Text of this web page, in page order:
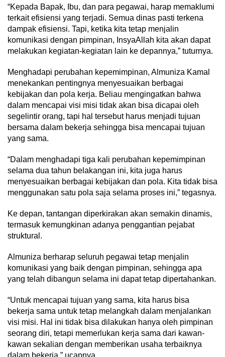
“Kepada Bapak, Ibu, dan para pegawai, harap memaklumi
terkait efisiensi yang terjadi. Semua dinas pasti terkena
dampak efisiensi. Tapi, ketika kita tetap menjalin
komunikasi dengan pimpinan, InsyaAllah kita akan dapat
melakukan kegiatan-kegiatan lain ke depannya,” tuturnya.
Menghadapi perubahan kepemimpinan, Almuniza Kamal
menekankan pentingnya menyesuaikan berbagai
kebijakan dan pola kerja. Beliau mengingatkan bahwa
dalam mencapai visi misi tidak akan bisa dicapai oleh
segelintir orang, tapi hal tersebut harus menjadi tujuan
bersama dalam bekerja sehingga bisa mencapai tujuan
yang sama.
“Dalam menghadapi tiga kali perubahan kepemimpinan
selama dua tahun belakangan ini, kita juga harus
menyesuaikan berbagai kebijakan dan pola. Kita tidak bisa
menggunakan satu pola saja selama proses ini,” tegasnya.
Ke depan, tantangan diperkirakan akan semakin dinamis,
termasuk kemungkinan adanya penggantian pejabat
struktural.
Almuniza berharap seluruh pegawai tetap menjalin
komunikasi yang baik dengan pimpinan, sehingga apa
yang telah dibangun selama ini dapat tetap dipertahankan.
“Untuk mencapai tujuan yang sama, kita harus bisa
bekerja sama untuk tetap melangkah dalam menjalankan
visi misi. Hal ini tidak bisa dilakukan hanya oleh pimpinan
seorang diri, tetapi memerlukan kerja sama dari kawan-
kawan sekalian dengan memberikan usaha terbaiknya
dalam bekerja,” ucapnya.